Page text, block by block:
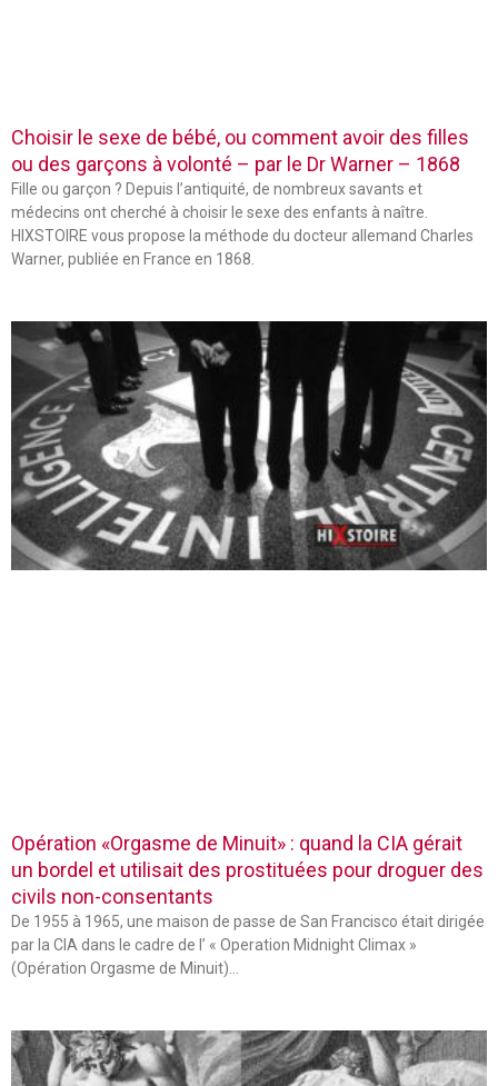
Choisir le sexe de bébé, ou comment avoir des filles
ou des garçons à volonté – par le Dr Warner – 1868
Fille ou garçon ? Depuis l’antiquité, de nombreux savants et
médecins ont cherché à choisir le sexe des enfants à naître.
HIXSTOIRE vous propose la méthode du docteur allemand Charles
Warner, publiée en France en 1868.
Opération «Orgasme de Minuit» : quand la CIA gérait
un bordel et utilisait des prostituées pour droguer des
civils non-consentants
De 1955 à 1965, une maison de passe de San Francisco était dirigée
par la CIA dans le cadre de l’ « Operation Midnight Climax »
(Opération Orgasme de Minuit)…